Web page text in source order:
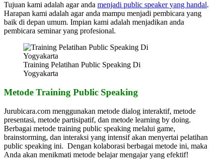
Tujuan kami adalah agar anda menjadi public speaker yang handal.
Harapan kami adalah agar anda mampu menjadi pembicara yang
baik di depan umum. Impian kami adalah menjadikan anda
pembicara seminar yang profesional.
Training Pelatihan Public Speaking Di
Yogyakarta
Metode Training Public Speaking
Jurubicara.com menggunakan metode dialog interaktif, metode
presentasi, metode partisipatif, dan metode learning by doing.
Berbagai metode training public speaking melalui game,
brainstorming, dan interaksi yang intensif akan menyertai pelatihan
public speaking ini. Dengan kolaborasi berbagai metode ini, maka
Anda akan menikmati metode belajar mengajar yang efektif!